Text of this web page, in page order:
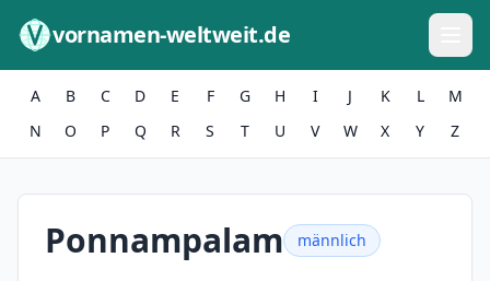
vornamen-weltweit.de
A B C D E F G H I J K L
M
N
O P Q R S T U V W X Y Z
Ponnampalam männlich